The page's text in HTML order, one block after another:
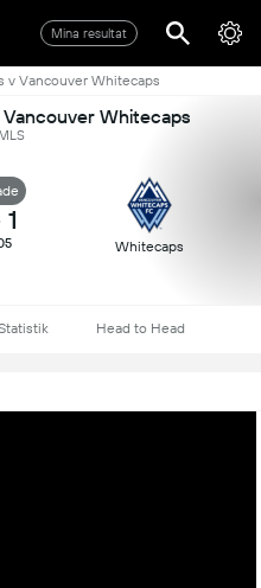
Mina resultat
v Vancouver Whitecaps
Vancouver Whitecaps
1
Whitecaps
Head to Head